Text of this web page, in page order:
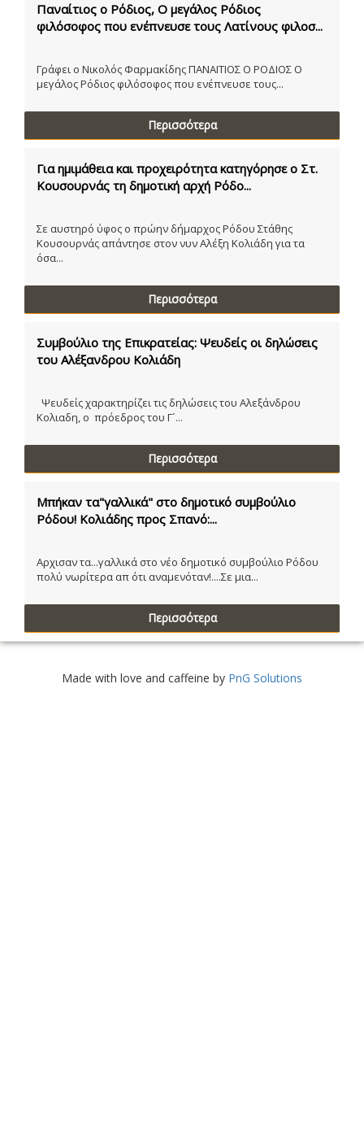
Παναίτιος ο Ρόδιος, Ο μεγάλος Ρόδιος
φιλόσοφος που ενέπνευσε τους Λατίνους φιλοσ...
Γράφει ο Νικολός Φαρμακίδης ΠΑΝΑΙΤΙΟΣ Ο ΡΟΔΙΟΣ Ο
μεγάλος Ρόδιος φιλόσοφος που ενέπνευσε τους...
Περισσότερα
Για ημιμάθεια και προχειρότητα κατηγόρησε ο Στ.
Κουσουρνάς τη δημοτική αρχή Ρόδο...
Σε αυστηρό ύφος ο πρώην δήμαρχος Ρόδου Στάθης
Κουσουρνάς απάντησε στον νυν Αλέξη Κολιάδη για τα
όσα...
Περισσότερα
Συμβούλιο της Επικρατείας: Ψευδείς οι δηλώσεις
του Αλέξανδρου Κολιάδη
Ψευδείς χαρακτηρίζει τις δηλώσεις του Αλεξάνδρου
Κολιαδη, ο πρόεδρος του Γ´...
Περισσότερα
Μπήκαν τα"γαλλικά" στο δημοτικό συμβούλιο
Ρόδου! Κολιάδης προς Σπανό:...
Αρχισαν τα...γαλλικά στο νέο δημοτικό συμβούλιο Ρόδου
πολύ νωρίτερα απ ότι αναμενόταν!....Σε μια...
Περισσότερα
Made with love and caffeine by PnG Solutions